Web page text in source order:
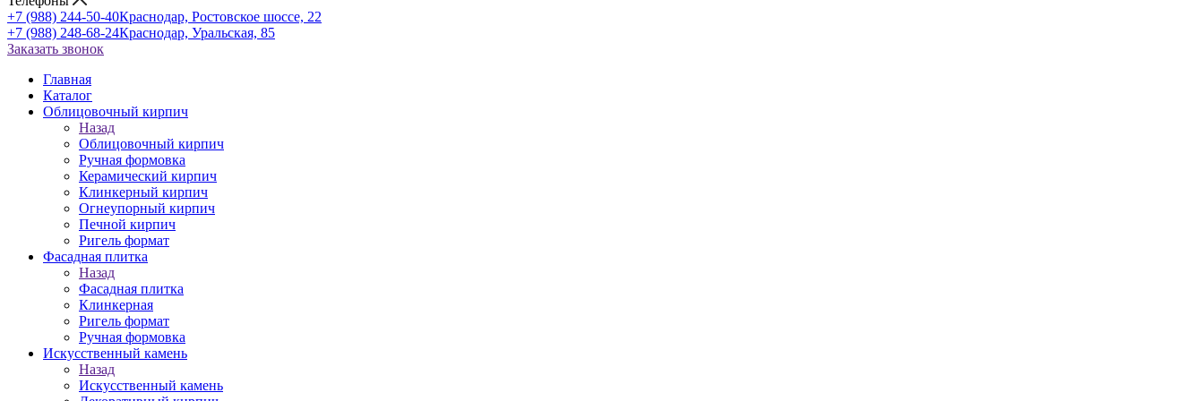
+7 (988) 244-50-40Краснодар, Ростовское шоссе, 22
+7 (988) 248-68-24Краснодар, Уральская, 85
Заказать звонок
Главная
Каталог
Облицовочный кирпич
Назад
Облицовочный кирпич
Ручная формовка
Керамический кирпич
Клинкерный кирпич
Огнеупорный кирпич
Печной кирпич
Ригель формат
Фасадная плитка
Назад
Фасадная плитка
Клинкерная
Ригель формат
Ручная формовка
Искусственный камень
Назад
Искусственный камень